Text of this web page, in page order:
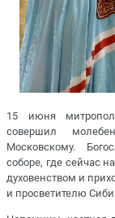
15 июня
совершил
Московскому.
соборе, где сейчас
духовенством и
и просветителю